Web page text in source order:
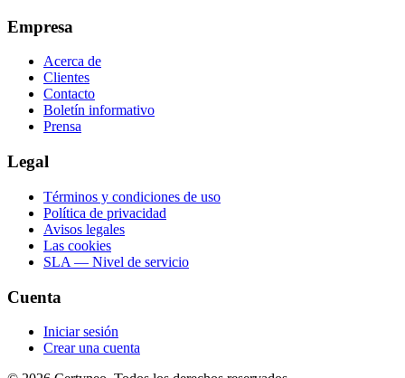
Empresa
Acerca de
Clientes
Contacto
Boletín informativo
Prensa
Legal
Términos y condiciones de uso
Política de privacidad
Avisos legales
Las cookies
SLA — Nivel de servicio
Cuenta
Iniciar sesión
Crear una cuenta